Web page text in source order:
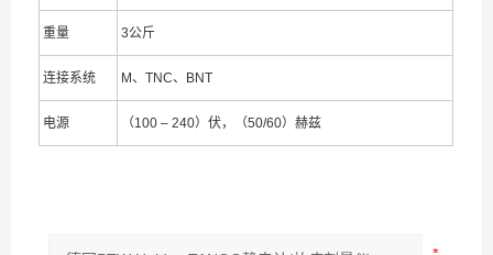
重量 3公斤
连接系统 M、TNC、BNT
电源 （100 – 240）伏，（50/60）赫兹